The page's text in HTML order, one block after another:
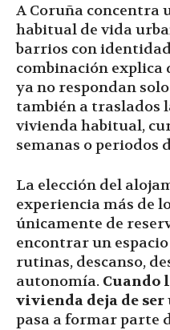
A Coruña concentra
habitual de vida
barrios con
combinación explica
ya no respondan
también a traslados
vivienda habitual,
semanas o periodos
La elección del
experiencia más de
únicamente de
encontrar un
rutinas, descanso,
autonomía. Cuando
vivienda deja de
pasa a formar parte